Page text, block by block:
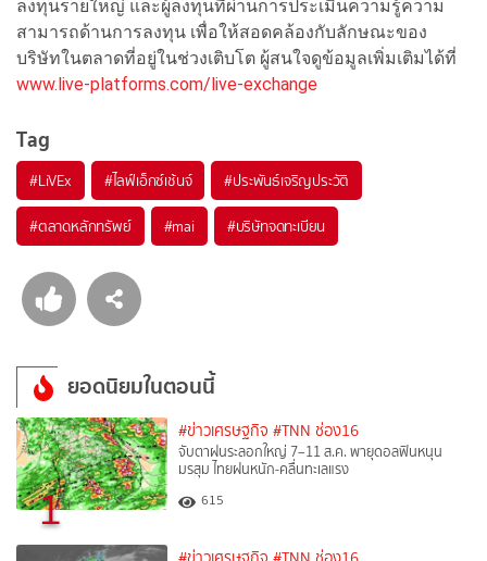
ลงทุนรายใหญ่ และผู้ลงทุนที่ผ่านการประเมินความรู้ความ
สามารถด้านการลงทุน เพื่อให้สอดคล้องกับลักษณะของ
บริษัทในตลาดที่อยู่ในช่วงเติบโต ผู้สนใจดูข้อมูลเพิ่มเติมได้ที่
www.live-platforms.com/live-exchange
Tag
#LiVEx #ไลฟ์เอ็กซ์เช้นจ์ #ประพันธ์เจริญประวัติ
#ตลาดหลักทรัพย์ #mai #บริษัทจดทะเบียน
ยอดนิยมในตอนนี้
1
#ข่าวเศรษฐกิจ #TNN ช่อง16
จับตาฝนระลอกใหญ่ 7–11 ส.ค. พายุดอลฟินหนุน
มรสุม ไทยฝนหนัก-คลื่นทะเลแรง
615